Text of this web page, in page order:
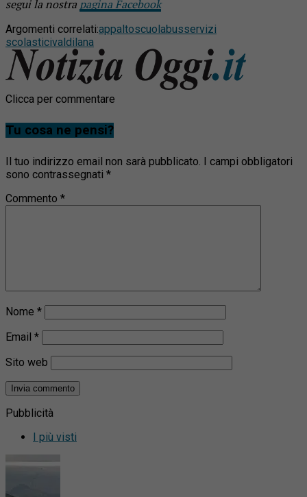
segui la nostra pagina Facebook
Argomenti correlati:appaltoscuolabusservizi
scolasticivaldilana
Clicca per commentare
Tu cosa ne pensi?
Il tuo indirizzo email non sarà pubblicato.
I campi obbligatori
sono contrassegnati *
Commento *
Nome *
Email *
Sito web
Pubblicità
I più visti